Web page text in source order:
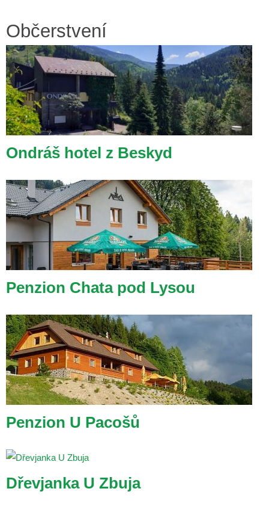
Občerstvení
Ondráš hotel z Beskyd
Penzion Chata pod Lysou
Penzion U Pacošů
Dřevjanka U Zbuja